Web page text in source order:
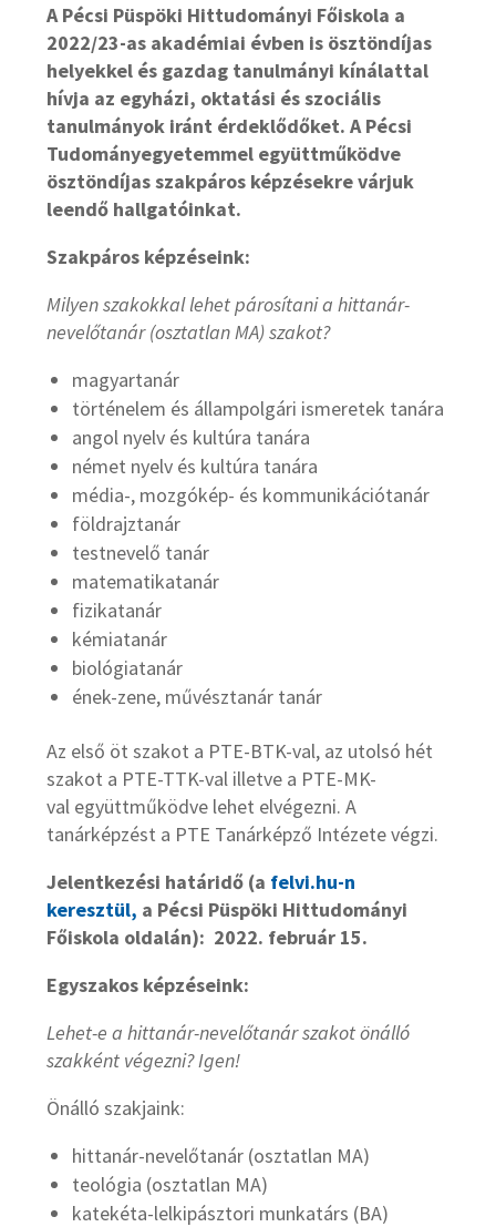
A Pécsi Püspöki Hittudományi Főiskola a
2022/23-as akadémiai évben is ösztöndíjas
helyekkel és gazdag tanulmányi kínálattal
hívja az egyházi, oktatási és szociális
tanulmányok iránt érdeklődőket. A Pécsi
Tudományegyetemmel együttműködve
ösztöndíjas szakpáros képzésekre várjuk
leendő hallgatóinkat.
Szakpáros képzéseink:
Milyen szakokkal lehet párosítani ahittanár-
nevelőtanár (osztatlan MA) szakot?
magyartanár
történelem és állampolgári ismeretek tanára
angol nyelv és kultúra tanára
német nyelv és kultúra tanára
média-, mozgókép- és kommunikációtanár
földrajztanár
testnevelő tanár
matematikatanár
fizikatanár
kémiatanár
biológiatanár
ének-zene, művésztanár tanár
Az első öt szakot a PTE-BTK-val, az utolsó hét
szakot a PTE-TTK-val illetve a PTE-MK-
val együttműködve lehet elvégezni. A
tanárképzést a PTE Tanárképző Intézete végzi.
Jelentkezési határidő (a felvi.hu-n
keresztül, a Pécsi Püspöki Hittudományi
Főiskola oldalán): 2022. február 15.
Egyszakos képzéseink:
Lehet-e a hittanár-nevelőtanár szakot önálló
szakként végezni? Igen!
Önálló szakjaink:
hittanár-nevelőtanár (osztatlan MA)
teológia (osztatlan MA)
katekéta-lelkipásztori munkatárs (BA)